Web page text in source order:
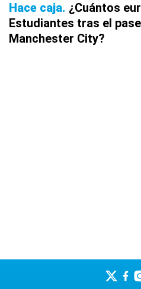
Hace caja ¿Cuántos
Estudiantes tras el
Manchester City?